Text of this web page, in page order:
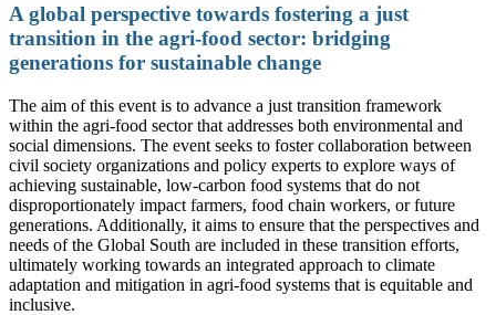
A global perspective towards fostering a just
transition in the agri-food sector: bridging
generations for sustainable change
The aim of this event is to advance a just transition framework
within the agri-food sector that addresses both environmental and
social dimensions. The event seeks to foster collaboration between
civil society organizations and policy experts to explore ways of
achieving sustainable, low-carbon food systems that do not
disproportionately impact farmers, food chain workers, or future
generations. Additionally, it aims to ensure that the perspectives and
needs of the Global South are included in these transition efforts,
ultimately working towards an integrated approach to climate
adaptation and mitigation in agri-food systems that is equitable and
inclusive.